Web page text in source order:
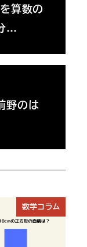
算数の
…
野のは
数学コラム